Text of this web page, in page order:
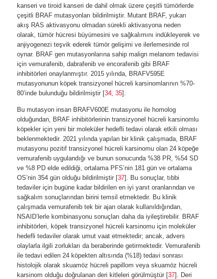
kanseri ve tiroid kanseri de dahil olmak üzere çeşitli tümörlerde
çeşitli BRAF mutasyonları bildirilmiştir. Mutant BRAF, yukarı
akış RAS aktivasyonu olmadan sürekli aktivasyona neden
olarak, tümör hücresi büyümesini ve sağkalımını indükleyerek ve
anjiyogenezi teşvik ederek tümör gelişimi ve ilerlemesinde rol
oynar. BRAF gen mutasyonlarına sahip malign melanom tedavisi
için vemurafenib, dabrafenib ve encorafenib gibi BRAF
inhibitörleri onaylanmıştır. 2015 yılında, BRAFV595E
mutasyonunun köpek transizyonel hücreli karsinomlarının %70-
80’inde bulunduğu bildirilmiştir [34, 35].
Bu mutasyon insan BRAFV600E mutasyonu ile homolog
olduğundan, BRAF inhibitörlerinin transizyonel hücreli karsinomlu
köpekler için yeni bir moleküler hedefli tedavi olarak etkili olması
beklenmektedir. 2021 yılında yapılan bir klinik çalışmada, BRAF
mutasyonu pozitif transizyonel hücreli karsinomu olan 24 köpeğe
vemurafenib uygulandığı ve bunun sonucunda %38 PR, %54 SD
ve %8 PD elde edildiği, ortalama PFS’nin 181 gün ve ortalama
OS’nin 354 gün olduğu bildirilmiştir [37]. Bu sonuçlar, tıbbi
tedaviler için bugüne kadar bildirilen en iyi yanıt oranlarından ve
sağkalım sonuçlarından birini temsil etmektedir. Bu klinik
çalışmada vemurafenib tek bir ajan olarak kullanıldığından,
NSAID’lerle kombinasyonu sonuçları daha da iyileştirebilir. BRAF
inhibitörleri, köpek transizyonel hücreli karsinomu için moleküler
hedefli tedaviler olarak umut vaat etmektedir; ancak, advers
olaylarla ilgili zorlukları da beraberinde getirmektedir. Vemurafenib
ile tedavi edilen 24 köpekten altısında (%18) tedavi sonrası
histolojik olarak skuamöz hücreli papillom veya skuamöz hücreli
karsinom olduğu doğrulanan deri kitleleri görülmüştür [37]. Deri